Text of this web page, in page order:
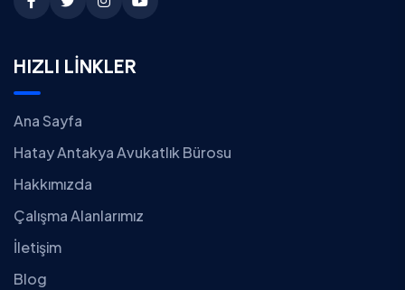
HIZLI LİNKLER
Ana Sayfa
Hatay Antakya Avukatlık Bürosu
Hakkımızda
Çalışma Alanlarımız
İletişim
Blog